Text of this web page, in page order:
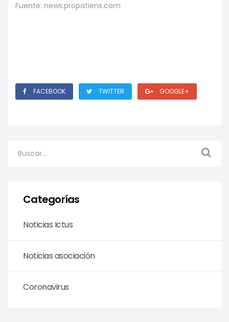
Fuente: news.propatiens.com
FACEBOOK TWITTER GOOGLE+
Categorías
Noticias Ictus
Noticias asociación
Coronavirus